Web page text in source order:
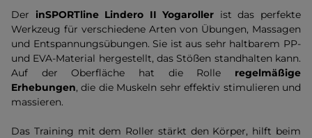
Der inSPORTline Lindero II Yogaroller ist das perfekte
Werkzeug für verschiedene Arten von Übungen, Massagen
und Entspannungsübungen. Sie ist aus sehr haltbarem PP-
und EVA-Material hergestellt, das Stößen standhalten kann.
Auf der Oberfläche hat die Rolle regelmäßige
Erhebungen, die die Muskeln sehr effektiv stimulieren und
massieren.
Das Training mit dem Roller stärkt den Körper, hilft beim